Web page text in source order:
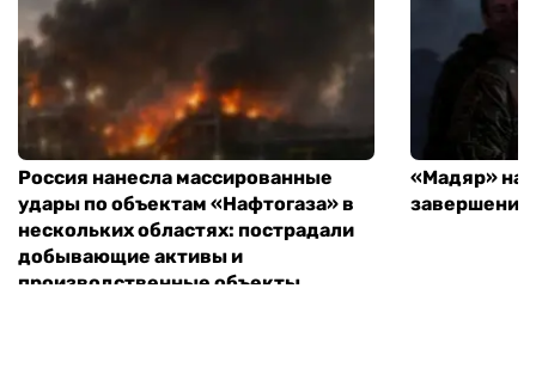
Россия нанесла массированные
удары по объектам «Нафтогаза» в
нескольких областях: пострадали
добывающие активы и
производственные объекты
«Мадяр»